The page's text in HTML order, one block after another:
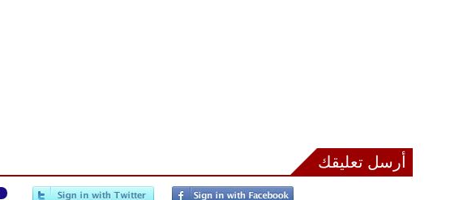
أرسل تعليقك